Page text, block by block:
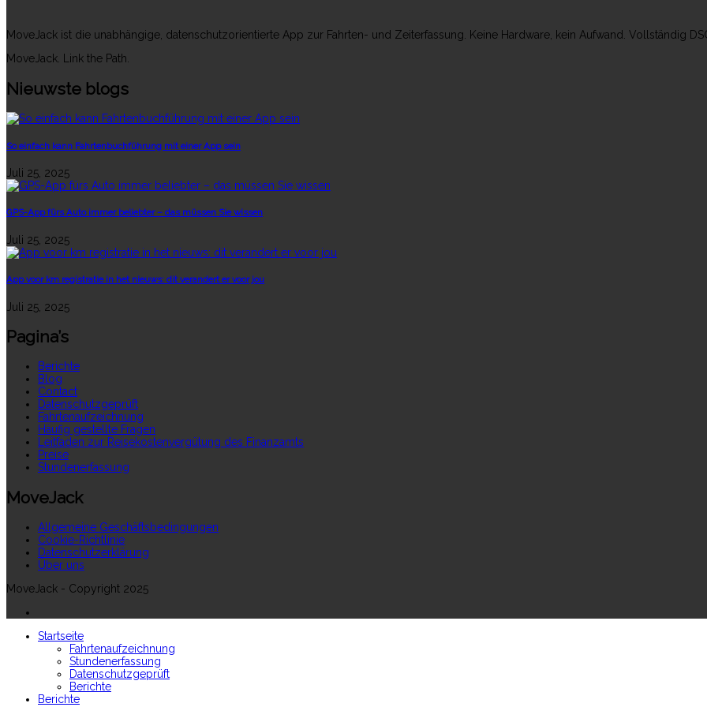
MoveJack ist die unabhängige, datenschutzorientierte App zur Fahrten- und Zeiterfassung. Keine Hardware, kein Aufwand. Vollständig
MoveJack. Link the Path.
Nieuwste blogs
So einfach kann Fahrtenbuchführung mit einer App sein
Juli 25, 2025
GPS-App fürs Auto immer beliebter – das müssen Sie wissen
Juli 25, 2025
App voor km registratie in het nieuws: dit verandert er voor jou
Juli 25, 2025
Pagina’s
Berichte
Blog
Contact
Datenschutzgeprüft
Fahrtenaufzeichnung
Häufig gestellte Fragen
Leitfaden zur Reisekostenvergütung des Finanzamts
Preise
Stundenerfassung
MoveJack
Allgemeine Geschäftsbedingungen
Cookie-Richtlinie
Datenschutzerklärung
Über uns
MoveJack - Copyright 2025
Startseite
Fahrtenaufzeichnung
Stundenerfassung
Datenschutzgeprüft
Berichte
Berichte